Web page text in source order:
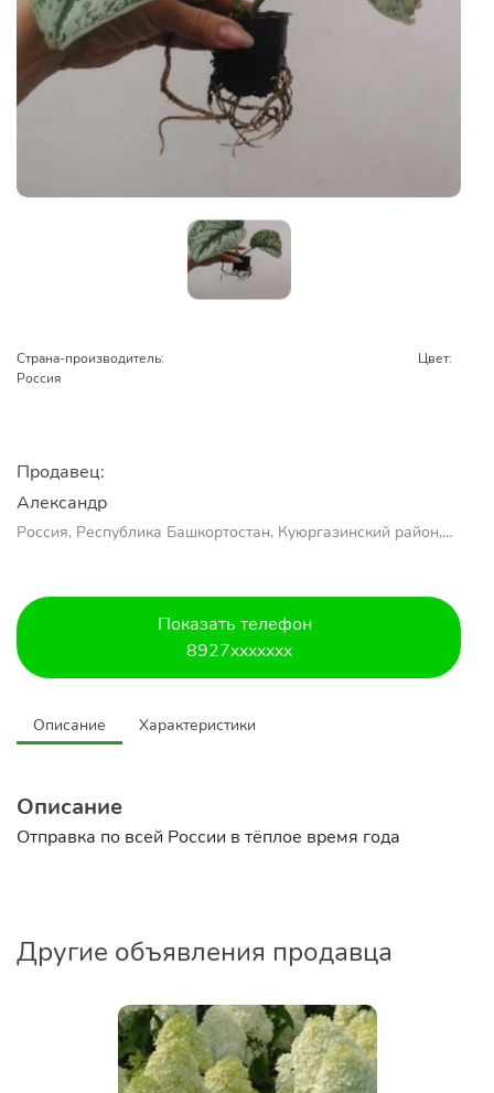
Страна-производитель:
Россия
Цвет:
Продавец:
Александр
Россия, Республика Башкортостан, Куюргазинский район,
Показать телефон
8927xxxxxxx
Описание Характеристики
Описание
Отправка по всей России в тёплое время года
Другие объявления продавца